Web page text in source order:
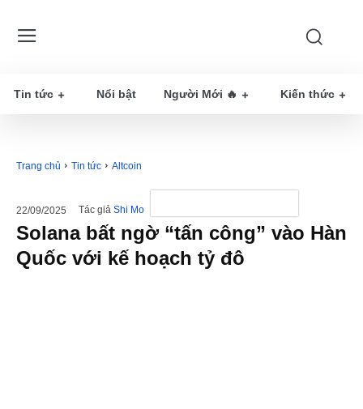
Tin tức Nổi bật Người Mới 🔥 Kiến thức
Trang chủ Tin tức Altcoin
22/09/2025 Tác giả Shi Mo
Solana bất ngờ “tấn công” vào Hàn
Quốc với kế hoạch tỷ đô